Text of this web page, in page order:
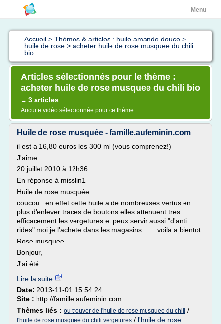
Menu
Accueil > Thèmes & articles : huile amande douce >
huile de rose > acheter huile de rose musquee du chili
bio
Articles sélectionnés pour le thème :
acheter huile de rose musquee du chili bio
→ 3 articles
Aucune vidéo sélectionnée pour ce thème
Huile de rose musquée - famille.aufeminin.com
il est a 16,80 euros les 300 ml (vous comprenez!)
J'aime
20 juillet 2010 à 12h36
En réponse à misslin1
Huile de rose musquée
coucou...en effet cette huile a de nombreuses vertus en
plus d'enlever traces de boutons elles attenuent tres
efficacement les vergetures et peux servir aussi "d'anti
rides" moi je l'achete dans les magasins ... ...voila a bientot
Rose musquee
Bonjour,
J'ai été...
Lire la suite
Date: 2013-11-01 15:54:24
Site : http://famille.aufeminin.com
Thèmes liés : ou trouver de l'huile de rose musquee du chili /
l'huile de rose musquee du chili vergetures / l'huile de rose